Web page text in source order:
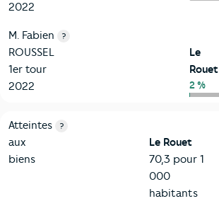
2022
M. Fabien
ROUSSEL
1er tour
2022
?
Le
Rouet
2 %
7-Sécurité
Critères
Atteintes
aux
biens
?
Le Rouet
70,3 pour 1
000
habitants